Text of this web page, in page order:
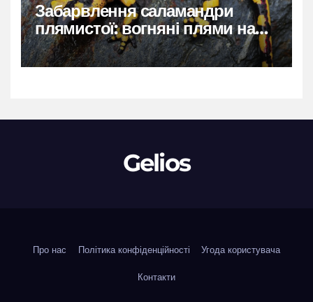
Забарвлення саламандри
плямистої: вогняні плями на
чорному тлі
Gelios
Про нас Політика конфіденційності Угода користувача
Контакти